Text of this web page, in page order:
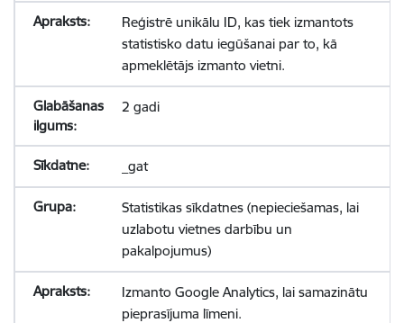
Reģistrē unikālu ID, kas tiek izmantots
statistisko datu iegūšanai par to, kā
apmeklētājs izmanto vietni.
2 gadi
_gat
Statistikas sīkdatnes (nepieciešamas, lai
uzlabotu vietnes darbību un
pakalpojumus)
Izmanto Google Analytics, lai samazinātu
pieprasījuma līmeni.